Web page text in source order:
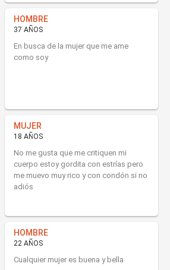
HOMBRE
37 AÑOS
En busca de la mujer que me ame
como soy
MUJER
18 AÑOS
No me gusta que me critiquen mi
cuerpo estoy gordita con estrías pero
me muevo muy rico y con condón si no
adiós
HOMBRE
22 AÑOS
Cualquier mujer es buena y bella